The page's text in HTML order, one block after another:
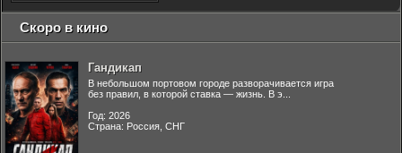
Скоро в кино
Гандикап
В небольшом портовом городе разворачивается игра
без правил, в которой ставка — жизнь. В э...
Год: 2026
Страна: Россия, СНГ